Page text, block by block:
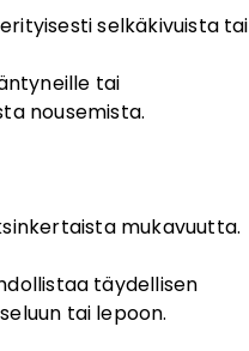
selkäkivuista tai
tai
nousemista.
mukavuutta.
täydellisen
tai lepoon.